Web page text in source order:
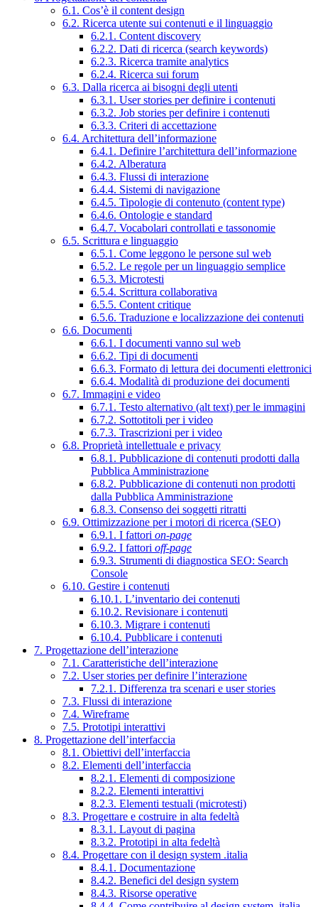
6.1. Cos’è il content design
6.2. Ricerca utente sui contenuti e il linguaggio
6.2.1. Content discovery
6.2.2. Dati di ricerca (search keywords)
6.2.3. Ricerca tramite analytics
6.2.4. Ricerca sui forum
6.3. Dalla ricerca ai bisogni degli utenti
6.3.1. User stories per definire i contenuti
6.3.2. Job stories per definire i contenuti
6.3.3. Criteri di accettazione
6.4. Architettura dell’informazione
6.4.1. Definire l’architettura dell’informazione
6.4.2. Alberatura
6.4.3. Flussi di interazione
6.4.4. Sistemi di navigazione
6.4.5. Tipologie di contenuto (content type)
6.4.6. Ontologie e standard
6.4.7. Vocabolari controllati e tassonomie
6.5. Scrittura e linguaggio
6.5.1. Come leggono le persone sul web
6.5.2. Le regole per un linguaggio semplice
6.5.3. Microtesti
6.5.4. Scrittura collaborativa
6.5.5. Content critique
6.5.6. Traduzione e localizzazione dei contenuti
6.6. Documenti
6.6.1. I documenti vanno sul web
6.6.2. Tipi di documenti
6.6.3. Formato di lettura dei documenti elettronici
6.6.4. Modalità di produzione dei documenti
6.7. Immagini e video
6.7.1. Testo alternativo (alt text) per le immagini
6.7.2. Sottotitoli per i video
6.7.3. Trascrizioni per i video
6.8. Proprietà intellettuale e privacy
6.8.1. Pubblicazione di contenuti prodotti dalla
Pubblica Amministrazione
6.8.2. Pubblicazione di contenuti non prodotti
dalla Pubblica Amministrazione
6.8.3. Consenso dei soggetti ritratti
6.9. Ottimizzazione per i motori di ricerca (SEO)
6.9.1. I fattori on-page
6.9.2. I fattori off-page
6.9.3. Strumenti di diagnostica SEO: Search
Console
6.10. Gestire i contenuti
6.10.1. L’inventario dei contenuti
6.10.2. Revisionare i contenuti
6.10.3. Migrare i contenuti
6.10.4. Pubblicare i contenuti
7. Progettazione dell’interazione
7.1. Caratteristiche dell’interazione
7.2. User stories per definire l’interazione
7.2.1. Differenza tra scenari e user stories
7.3. Flussi di interazione
7.4. Wireframe
7.5. Prototipi interattivi
8. Progettazione dell’interfaccia
8.1. Obiettivi dell’interfaccia
8.2. Elementi dell’interfaccia
8.2.1. Elementi di composizione
8.2.2. Elementi interattivi
8.2.3. Elementi testuali (microtesti)
8.3. Progettare e costruire in alta fedeltà
8.3.1. Layout di pagina
8.3.2. Prototipi in alta fedeltà
8.4. Progettare con il design system .italia
8.4.1. Documentazione
8.4.2. Benefici del design system
8.4.3. Risorse operative